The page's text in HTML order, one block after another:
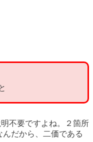
不要ですよね。２箇所
だから、二価である